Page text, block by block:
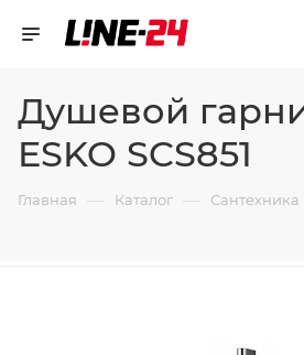
Душевой
ESKO SCS851
Главная — Каталог — Сантехника